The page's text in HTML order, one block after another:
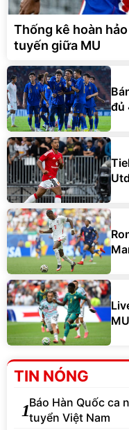
Thống kê hoàn
tuyến giữa MU
đủ
MU
TIN NÓNG
1Báo Hàn Quốc ca
tuyển Việt Nam